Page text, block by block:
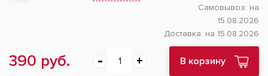
Самовывоз: на
15.08.2026
Доставка: на 15.08.2026
390 руб. В корзину